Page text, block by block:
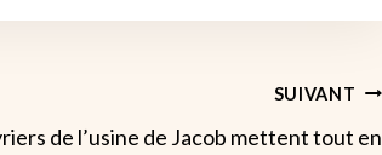
SUIVANT
de l’usine de Jacob mettent tout en